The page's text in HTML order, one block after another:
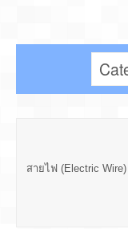
สายไฟ (Electric Wire)